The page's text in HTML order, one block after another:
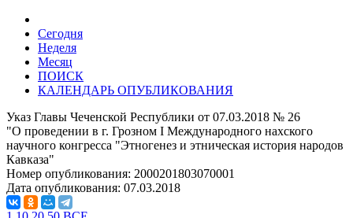
Сегодня
Неделя
Месяц
ПОИСК
КАЛЕНДАРЬ ОПУБЛИКОВАНИЯ
Указ Главы Чеченской Республики от 07.03.2018 № 26
"О проведении в г. Грозном I Международного нахского
научного конгресса "Этногенез и этническая история народов
Кавказа"
Номер опубликования: 2000201803070001
Дата опубликования: 07.03.2018